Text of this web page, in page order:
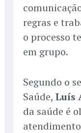
regras e
o processo
em grupo.
Segundo o
Saúde, Luís
da saúde é